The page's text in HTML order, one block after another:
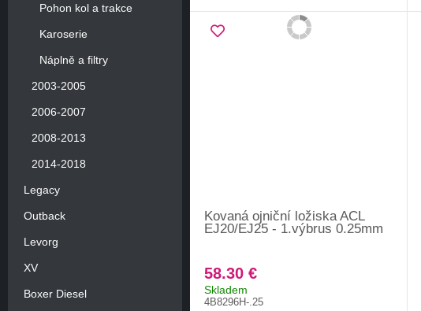
Pohon kol a trakce
Karoserie
Náplně a filtry
2003-2005
2006-2007
2008-2013
2014-2018
Legacy
Outback
Levorg
XV
Boxer Diesel
Kovaná ojniční ložiska ACL
EJ20/EJ25 - 1.výbrus 0.25mm
58.30 €
Skladem
4B8296H-.25